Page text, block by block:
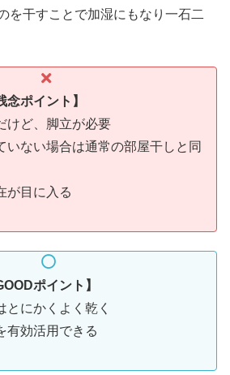
を干すことで加湿にもなり一石二
念ポイント】
けど、脚立が必要
いない場合は通常の部屋干しと同
が目に入る
ポイント】
とにかくよく乾く
有効活用できる